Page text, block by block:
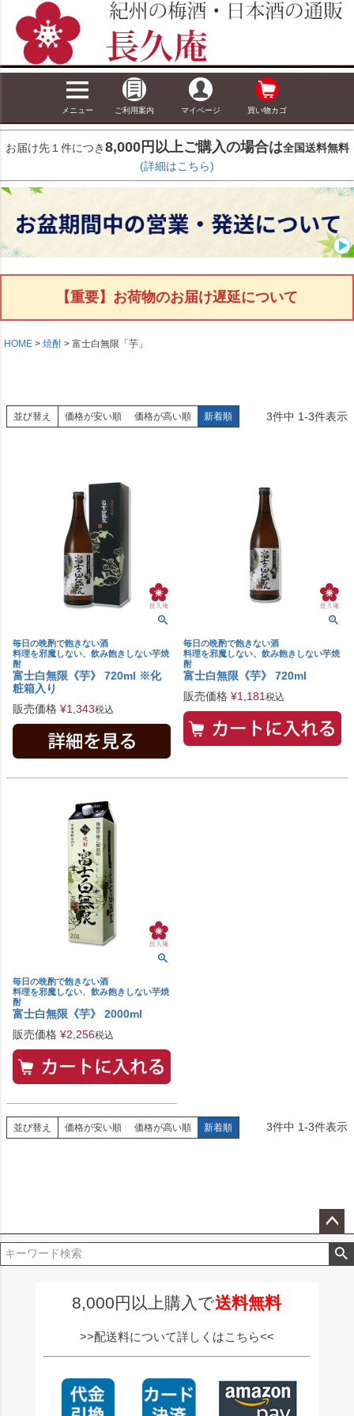
メニュー ご利用案内 マイページ 買い物カゴ
お届け先１件につき8,000円以上ご購入の場合は全国送料無料
(詳細はこちら)
【重要】お荷物のお届け遅延について
HOME 焼酎 富士白無限「芋」
並び替え 価格が安い順 価格が高い順 新着順 3件中 1-3件表示
毎日の晩酌で飽きない酒
料理を邪魔しない、飲み飽きしない芋焼
酎
富士白無限《芋》 720ml ※化
粧箱入り
販売価格 ¥1,343税込
毎日の晩酌で飽きない酒
料理を邪魔しない、飲み飽きしない芋焼
酎
富士白無限《芋》 720ml
販売価格 ¥1,181税込
毎日の晩酌で飽きない酒
料理を邪魔しない、飲み飽きしない芋焼
酎
富士白無限《芋》 2000ml
販売価格 ¥2,256税込
並び替え 価格が安い順 価格が高い順 新着順 3件中 1-3件表示
ペー
ジト
8,000円以上購入で送料無料
>>配送料について詳しくはこちら<<